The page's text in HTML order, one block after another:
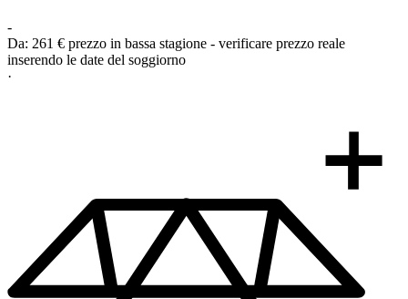
-
Da: 261 € prezzo in bassa stagione - verificare prezzo reale
inserendo le date del soggiorno
·